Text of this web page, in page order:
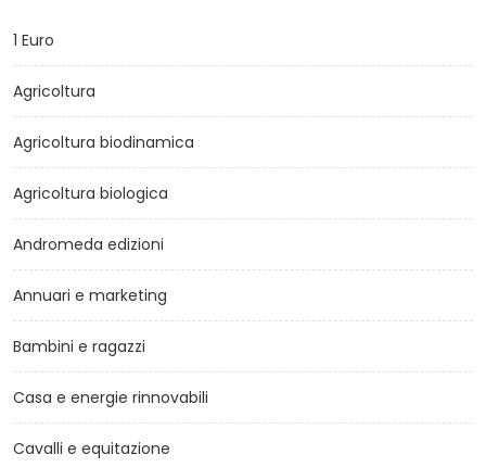
1 Euro
Agricoltura
Agricoltura biodinamica
Agricoltura biologica
Andromeda edizioni
Annuari e marketing
Bambini e ragazzi
Casa e energie rinnovabili
Cavalli e equitazione